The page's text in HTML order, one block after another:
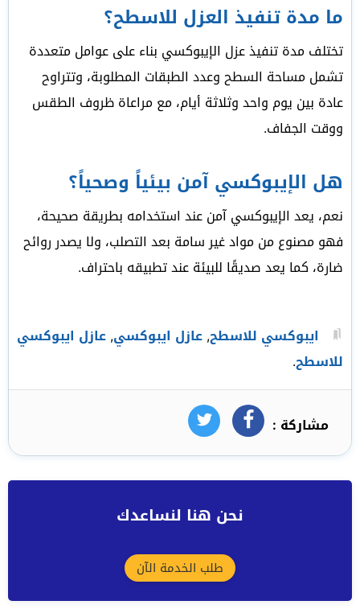
ما مدة تنفيذ العزل للاسطح؟
تختلف مدة تنفيذ عزل الإيبوكسي بناء على عوامل متعددة
تشمل مساحة السطح وعدد الطبقات المطلوبة، وتتراوح
عادة بين يوم واحد وثلاثة أيام، مع مراعاة ظروف الطقس
ووقت الجفاف.
هل الإيبوكسي آمن بيئياً وصحياً؟
نعم، يعد الإيبوكسي آمن عند استخدامه بطريقة صحيحة،
فهو مصنوع من مواد غير سامة بعد التصلب، ولا يصدر روائح
ضارة، كما يعد صديقًا للبيئة عند تطبيقه باحتراف.
ايبوكسي للاسطح,عازل ايبوكسي,عازل ايبوكسي
للاسطح.
مشاركة : فيسبوكتويتر
نحن هنا لنساعدك
طلب الخدمة الآن